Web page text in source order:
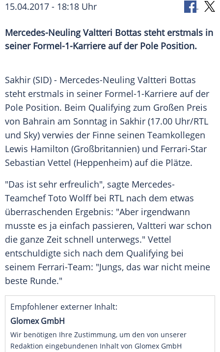
15.04.2017 - 18:18 Uhr
Mercedes-Neuling Valtteri Bottas steht erstmals in
seiner Formel-1-Karriere auf der Pole Position.
Sakhir (SID) - Mercedes-Neuling Valtteri Bottas
steht erstmals in seiner Formel-1-Karriere auf der
Pole Position. Beim Qualifying zum Großen Preis
von Bahrain am Sonntag in Sakhir (17.00 Uhr/RTL
und Sky) verwies der Finne seinen Teamkollegen
Lewis Hamilton (Großbritannien) und Ferrari-Star
Sebastian Vettel (Heppenheim) auf die Plätze.
"Das ist sehr erfreulich", sagte Mercedes-
TeamchefToto Wolffbei RTL nach dem etwas
überraschenden Ergebnis: "Aber irgendwann
musste es ja einfach passieren, Valtteri war schon
die ganze Zeit schnell unterwegs." Vettel
entschuldigte sich nach dem Qualifying bei
seinem Ferrari-Team: "Jungs, das war nicht meine
beste Runde."
Empfohlener externer Inhalt:
Glomex GmbH
Wir benötigen Ihre Zustimmung, um den von unserer
Redaktion eingebundenen Inhalt von Glomex GmbH